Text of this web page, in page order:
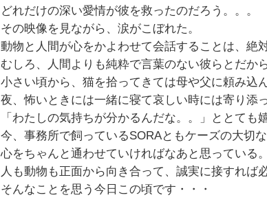
どれだけの深い愛情が彼を救ったのだろう。。。
その映像を見ながら、涙がこぼれた。
動物と人間が心をかよわせて会話することは、絶
むしろ、人間よりも純粋で言葉のない彼らとだか
小さい頃から、猫を拾ってきては母や父に頼み込
夜、怖いときには一緒に寝て哀しい時には寄り添
「わたしの気持ちが分かるんだな。。」ととても
今、事務所で飼っているSORAともケーズの大切
心をちゃんと通わせていければなあと思っている。
人も動物も正面から向き合って、誠実に接すれば
そんなことを思う今日この頃です・・・